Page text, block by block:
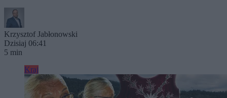
Krzysztof Jabłonowski
Dzisiaj 06:41
5 min
Kraj